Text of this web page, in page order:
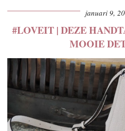
januari 9,
#LOVEIT | DEZE
MOOIE